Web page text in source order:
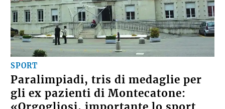
SPORT
Paralimpiadi, tris di medaglie per
gli ex pazienti di Montecatone: